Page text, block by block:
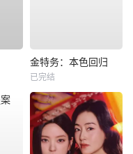
金特务：本色回归
已完结